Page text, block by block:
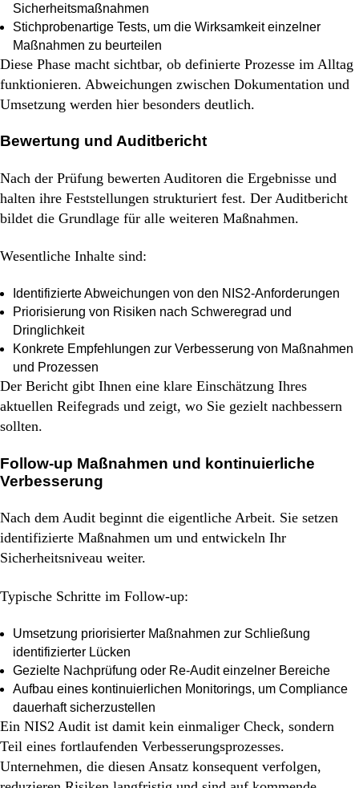
Sicherheitsmaßnahmen
Stichprobenartige Tests, um die Wirksamkeit einzelner
Maßnahmen zu beurteilen
Diese Phase macht sichtbar, ob definierte Prozesse im Alltag
funktionieren. Abweichungen zwischen Dokumentation und
Umsetzung werden hier besonders deutlich.
Bewertung und Auditbericht
Nach der Prüfung bewerten Auditoren die Ergebnisse und
halten ihre Feststellungen strukturiert fest. Der Auditbericht
bildet die Grundlage für alle weiteren Maßnahmen.
Wesentliche Inhalte sind:
Identifizierte Abweichungen von den NIS2-Anforderungen
Priorisierung von Risiken nach Schweregrad und
Dringlichkeit
Konkrete Empfehlungen zur Verbesserung von Maßnahmen
und Prozessen
Der Bericht gibt Ihnen eine klare Einschätzung Ihres
aktuellen Reifegrads und zeigt, wo Sie gezielt nachbessern
sollten.
Follow-up Maßnahmen und kontinuierliche
Verbesserung
Nach dem Audit beginnt die eigentliche Arbeit. Sie setzen
identifizierte Maßnahmen um und entwickeln Ihr
Sicherheitsniveau weiter.
Typische Schritte im Follow-up:
Umsetzung priorisierter Maßnahmen zur Schließung
identifizierter Lücken
Gezielte Nachprüfung oder Re-Audit einzelner Bereiche
Aufbau eines kontinuierlichen Monitorings, um Compliance
dauerhaft sicherzustellen
Ein NIS2 Audit ist damit kein einmaliger Check, sondern
Teil eines fortlaufenden Verbesserungsprozesses.
Unternehmen, die diesen Ansatz konsequent verfolgen,